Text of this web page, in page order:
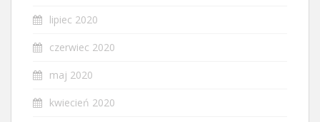
lipiec 2020
czerwiec 2020
maj 2020
kwiecień 2020